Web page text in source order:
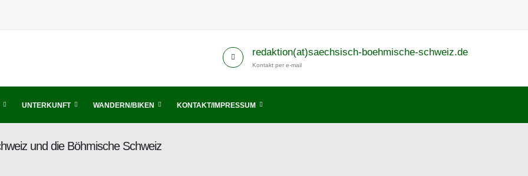
redaktion(at)saechsisch-boehmische-schweiz.de
Kontakt per e-mail
UNTERKUNFT WANDERN/BIKEN KONTAKT/IMPRESSUM
und die Böhmische Schweiz